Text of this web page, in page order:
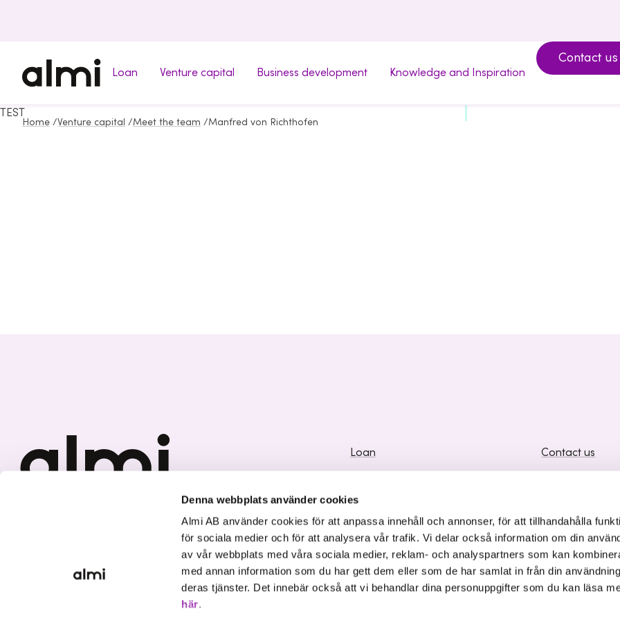
Denna webbplats använder cookies
Almi AB använder cookies för att anpassa innehåll och annonser, för att tillhandahålla
för sociala medier och för att analysera vår trafik. Vi delar också information om din
av vår webbplats med våra sociala medier, reklam- och analyspartners som kan
med annan information som du har gett dem eller som de har samlat in från din
deras tjänster. Det innebär också att vi behandlar dina personuppgifter som du kan läsa
här.
Loan Venture capital Business development Knowledge and Inspiration
Contact us
Home /Venture capital /Meet the team /Manfred von Richthofen
TEST
Loan
Business development
Knowledge and Inspiration
Contact us
Supplier